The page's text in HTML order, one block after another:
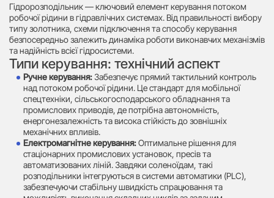
Гідророзподільник — ключовий елемент керування потоком
робочої рідини в гідравлічних системах. Від правильності вибору
типу золотника, схеми підключення та способу керування
безпосередньо залежить динаміка роботи виконавчих механізмів
та надійність всієї гідросистеми.
Типи керування: технічний аспект
Ручне керування: Забезпечує прямий тактильний контроль
над потоком робочої рідини. Це стандарт для мобільної
спецтехніки, сільськогосподарського обладнання та
промислових приводів, де потрібна автономність,
енергонезалежність та висока стійкість до зовнішніх
механічних впливів.
Електромагнітне керування:Оптимальне рішення для
стаціонарних промислових установок, пресів та
автоматизованих ліній. Завдяки соленоїдам, такі
розподільники інтегруються в системи автоматики (PLC),
забезпечуючи стабільну швидкість спрацювання та